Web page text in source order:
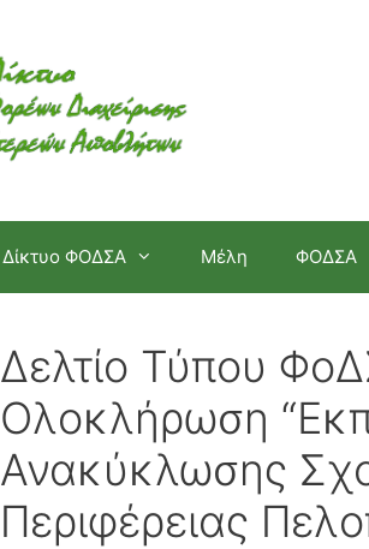
Δίκτυο ΦΟΔΣΑ Μέλη ΦΟΔΣΑ
Δελτίο Τύπου
Ολοκλήρωση
Ανακύκλωσης
Περιφέρειας